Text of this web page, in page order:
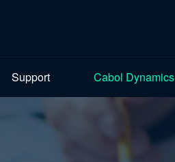
Support Cabol Dynamics